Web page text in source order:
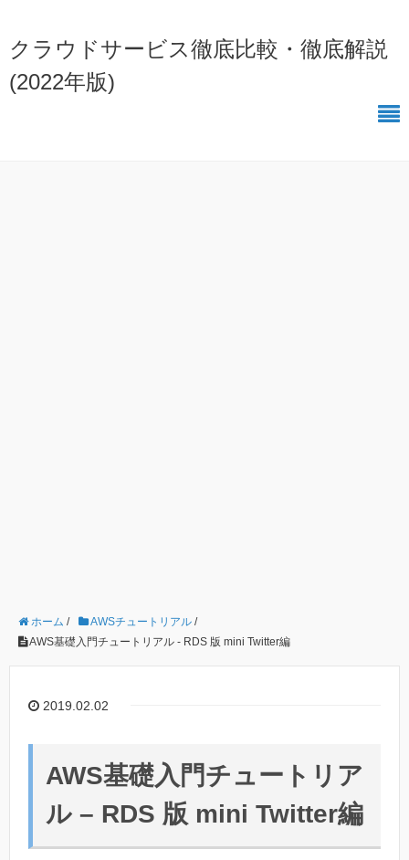
クラウドサービス徹底比較・徹底解説
(2022年版)
ホーム / AWSチュートリアル /
AWS基礎入門チュートリアル - RDS 版 mini Twitter編
2019.02.02
AWS基礎入門チュートリア
ル – RDS 版 mini Twitter編